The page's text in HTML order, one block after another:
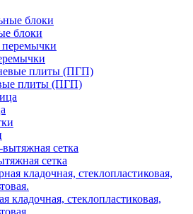
блоки
плиты (ПГП)
сетка
кладочная, стеклопластиковая,